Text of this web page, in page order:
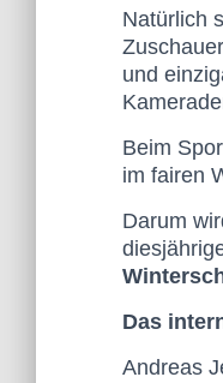
Natürlich
und
Beim
im fairen
Darum
Das
Andreas